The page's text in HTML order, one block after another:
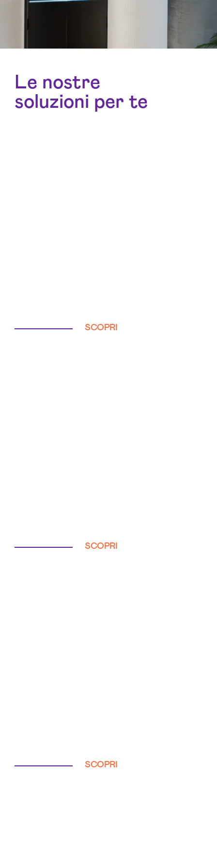
Le nostre
soluzioni per te
SCOPRI
SCOPRI
SCOPRI